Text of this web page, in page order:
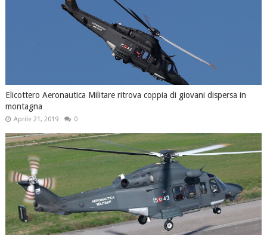
Elicottero Aeronautica Militare ritrova coppia di giovani dispersa in
montagna
Aprile 21, 2019 0